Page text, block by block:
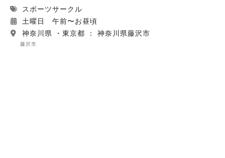
スポーツサークル
土曜日 午前〜お昼頃
神奈川県 ・東京都 ： 神奈川県藤沢市
藤沢市